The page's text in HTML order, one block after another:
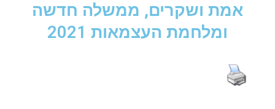
אמת ושקרים, ממשלה חדשה
ומלחמת העצמאות 2021